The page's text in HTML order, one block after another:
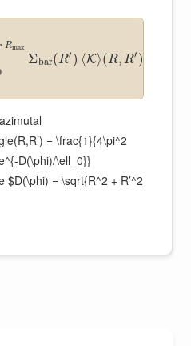
Rmax
Σbar(R′ ) ⟨K⟩(R, R′ )
= \frac{1}{4\pi^2
D(\phi)/\ell_0}}
= \sqrt{R^2 + R’^2